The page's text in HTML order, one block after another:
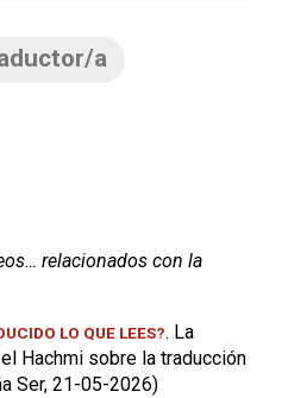
a
relacionados con la
LO QUE LEES?. La
Hachmi sobre la traducción
Ser, 21-05-2026)